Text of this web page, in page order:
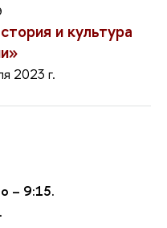
и культура
2023 г.
– 9:15.